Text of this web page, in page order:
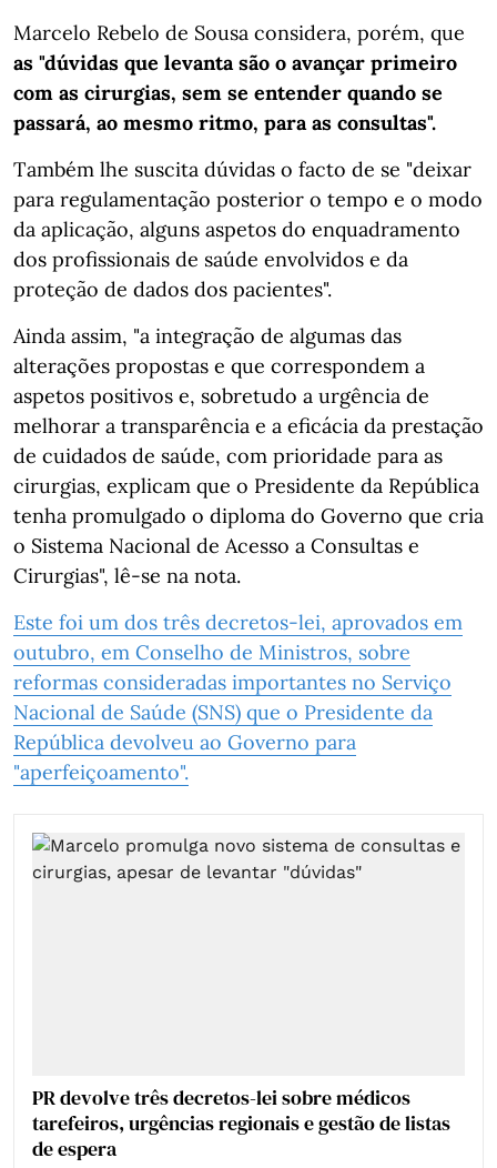
Marcelo Rebelo de Sousa considera, porém, que
as "dúvidas que levanta são o avançar primeiro
com as cirurgias, sem se entender quando se
passará, ao mesmo ritmo, para as consultas".
Também lhe suscita dúvidas o facto de se "deixar
para regulamentação posterior o tempo e o modo
da aplicação, alguns aspetos do enquadramento
dos profissionais de saúde envolvidos e da
proteção de dados dos pacientes".
Ainda assim, "a integração de algumas das
alterações propostas e que correspondem a
aspetos positivos e, sobretudo a urgência de
melhorar a transparência e a eficácia da prestação
de cuidados de saúde, com prioridade para as
cirurgias, explicam que o Presidente da República
tenha promulgado o diploma do Governo que cria
o Sistema Nacional de Acesso a Consultas e
Cirurgias", lê-se na nota.
Este foi um dos três decretos-lei, aprovados em
outubro, em Conselho de Ministros, sobre
reformas consideradas importantes no Serviço
Nacional de Saúde (SNS) que o Presidente da
República devolveu ao Governo para
"aperfeiçoamento".
PR devolve três decretos-lei sobre médicos
tarefeiros, urgências regionais e gestão de listas
de espera